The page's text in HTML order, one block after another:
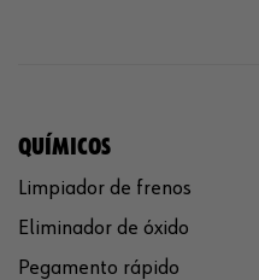
QUÍMICOS
Limpiador de frenos
Eliminador de óxido
Pegamento rápido